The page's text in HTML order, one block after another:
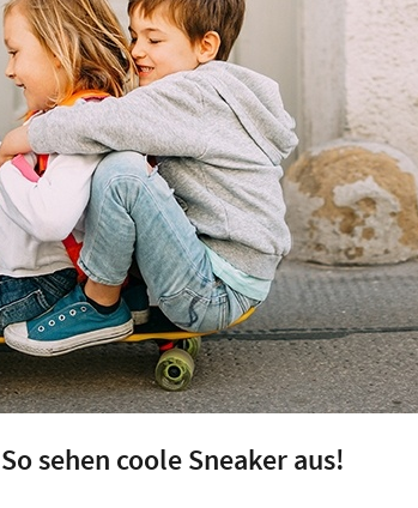
sehen coole Sneaker aus!